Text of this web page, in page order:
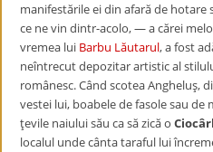
manifestările ei din afară de
ce ne vin dintr-acolo, — a cărei
vremea lui Barbu Lăutarul, a fost
neîntrecut depozitar artistic al
românesc. Când scotea Angheluș,
vestei lui, boabele de fasole sau de
țevile naiului său ca să zică o
localul unde cânta taraful lui